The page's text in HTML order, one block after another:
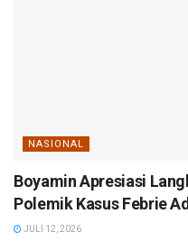
NASIONAL
Boyamin Apresiasi
Polemik Kasus Febrie
JULI 12, 2026